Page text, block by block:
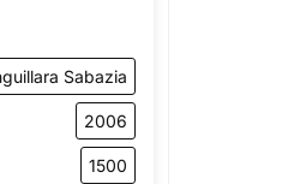
Sabazia
2006
1500